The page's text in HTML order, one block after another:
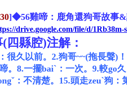
]◆56雞啼：鹿角還狗哥故事
drive.google.com/file/d/
縣腔)注解：
很久以前。 2.狗哥~~(拖長聲)
。 8.一擺baiˋ：一次。 9.較go久
：不清楚。 15.頭走zeuˋ狗：